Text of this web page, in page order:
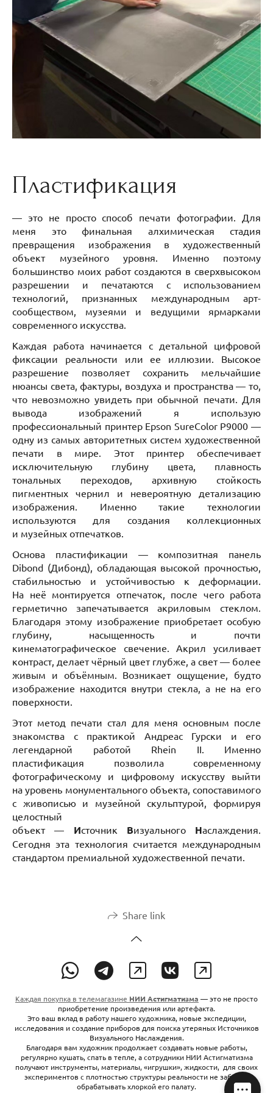
Пластификация
— это не просто способ печати фотографии. Для
меня это финальная алхимическая стадия
превращения изображения в художественный
объект музейного уровня. Именно поэтому
большинство моих работ создаются в сверхвысоком
разрешении и печатаются с использованием
технологий, признанных международным арт-
сообществом, музеями и ведущими ярмарками
современного искусства.
Каждая работа начинается с детальной цифровой
фиксации реальности или ее иллюзии. Высокое
разрешение позволяет сохранить мельчайшие
нюансы света, фактуры, воздуха и пространства — то,
что невозможно увидеть при обычной печати. Для
вывода изображений я использую
профессиональный принтер Epson SureColor P9000 —
одну из самых авторитетных систем художественной
печати в мире. Этот принтер обеспечивает
исключительную глубину цвета, плавность
тональных переходов, архивную стойкость
пигментных чернил и невероятную детализацию
изображения. Именно такие технологии
используются для создания коллекционных
и музейных отпечатков.
Основа пластификации — композитная панель
Dibond (Дибонд), обладающая высокой прочностью,
стабильностью и устойчивостью к деформации.
На неё монтируется отпечаток, после чего работа
герметично запечатывается акриловым стеклом.
Благодаря этому изображение приобретает особую
глубину, насыщенность и почти
кинематографическое свечение. Акрил усиливает
контраст, делает чёрный цвет глубже, а свет — более
живым и объёмным. Возникает ощущение, будто
изображение находится внутри стекла, а не на его
поверхности.
Этот метод печати стал для меня основным после
знакомства с практикой Андреас Гурски и его
легендарной работой Rhein II. Именно
пластификация позволила современному
фотографическому и цифровому искусству выйти
на уровень монументального объекта, сопоставимого
с живописью и музейной скульптурой, формируя
целостный
объект — Источник Визуального Наслаждения.
Сегодня эта технология считается международным
стандартом премиальной художественной печати.
Share link
Каждая покупка в телемагазине НИИ Астигматизма — это не просто
приобретение произведения или артефакта.
Это ваш вклад в работу нашего художника, новые экспедиции,
исследования и создание приборов для поиска утеряных Источников
Визуального Наслаждения.
Благодаря вам художник продолжает создавать новые работы,
регулярно кушать, спать в тепле, а сотрудники НИИ Астигматизма
получают инструменты, материалы, «игрушки», жидкости, для своих
экспериментов с плотностью структуры реальности не забывая
обрабатывать хлоркой его палату.